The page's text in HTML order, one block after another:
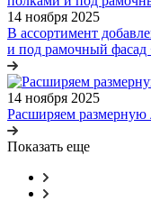
14 ноября 2025
В ассортимент
и под рамочный фасад
14 ноября 2025
Расширяем размерную
Показать еще